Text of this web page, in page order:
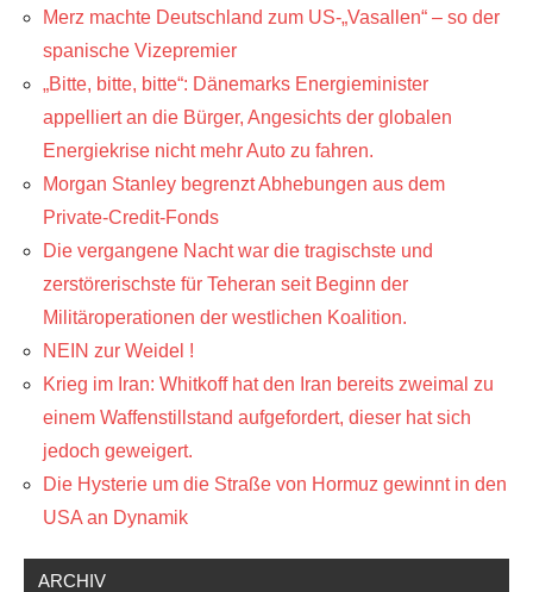
Merz machte Deutschland zum US-„Vasallen“ – so der
spanische Vizepremier
„Bitte, bitte, bitte“: Dänemarks Energieminister
appelliert an die Bürger, Angesichts der globalen
Energiekrise nicht mehr Auto zu fahren.
Morgan Stanley begrenzt Abhebungen aus dem
Private-Credit-Fonds
Die vergangene Nacht war die tragischste und
zerstörerischste für Teheran seit Beginn der
Militäroperationen der westlichen Koalition.
NEIN zur Weidel !
Krieg im Iran: Whitkoff hat den Iran bereits zweimal zu
einem Waffenstillstand aufgefordert, dieser hat sich
jedoch geweigert.
Die Hysterie um die Straße von Hormuz gewinnt in den
USA an Dynamik
ARCHIV